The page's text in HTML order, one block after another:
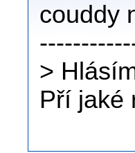
couddy
>
Pří jaké